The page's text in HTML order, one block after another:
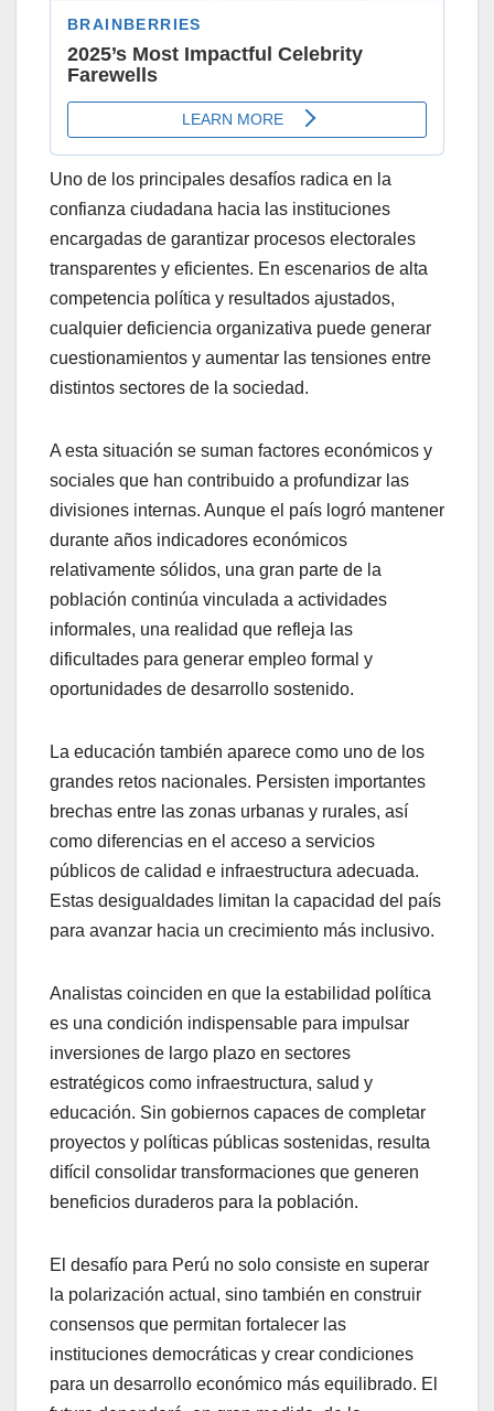
Uno de los principales desafíos radica en la
confianza ciudadana hacia las instituciones
encargadas de garantizar procesos electorales
transparentes y eficientes. En escenarios de alta
competencia política y resultados ajustados,
cualquier deficiencia organizativa puede generar
cuestionamientos y aumentar las tensiones entre
distintos sectores de la sociedad.
A esta situación se suman factores económicos y
sociales que han contribuido a profundizar las
divisiones internas. Aunque el país logró mantener
durante años indicadores económicos
relativamente sólidos, una gran parte de la
población continúa vinculada a actividades
informales, una realidad que refleja las
dificultades para generar empleo formal y
oportunidades de desarrollo sostenido.
La educación también aparece como uno de los
grandes retos nacionales. Persisten importantes
brechas entre las zonas urbanas y rurales, así
como diferencias en el acceso a servicios
públicos de calidad e infraestructura adecuada.
Estas desigualdades limitan la capacidad del país
para avanzar hacia un crecimiento más inclusivo.
Analistas coinciden en que la estabilidad política
es una condición indispensable para impulsar
inversiones de largo plazo en sectores
estratégicos como infraestructura, salud y
educación. Sin gobiernos capaces de completar
proyectos y políticas públicas sostenidas, resulta
difícil consolidar transformaciones que generen
beneficios duraderos para la población.
El desafío para Perú no solo consiste en superar
la polarización actual, sino también en construir
consensos que permitan fortalecer las
instituciones democráticas y crear condiciones
para un desarrollo económico más equilibrado. El